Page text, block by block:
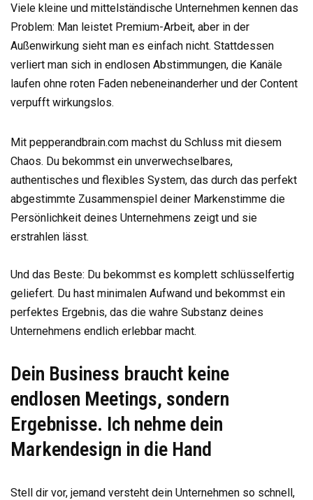
Viele kleine und mittelständische Unternehmen kennen das
Problem: Man leistet Premium-Arbeit, aber in der
Außenwirkung sieht man es einfach nicht. Stattdessen
verliert man sich in endlosen Abstimmungen, die Kanäle
laufen ohne roten Faden nebeneinanderher und der Content
verpufft wirkungslos.
Mit pepperandbrain.com machst du Schluss mit diesem
Chaos. Du bekommst ein unverwechselbares,
authentisches und flexibles System, das durch das perfekt
abgestimmte Zusammenspiel deiner Markenstimme die
Persönlichkeit deines Unternehmens zeigt und sie
erstrahlen lässt.
Und das Beste: Du bekommst es komplett schlüsselfertig
geliefert. Du hast minimalen Aufwand und bekommst ein
perfektes Ergebnis, das die wahre Substanz deines
Unternehmens endlich erlebbar macht.
Dein Business braucht keine
endlosen Meetings, sondern
Ergebnisse. Ich nehme dein
Markendesign in die Hand
Stell dir vor, jemand versteht dein Unternehmen so schnell,